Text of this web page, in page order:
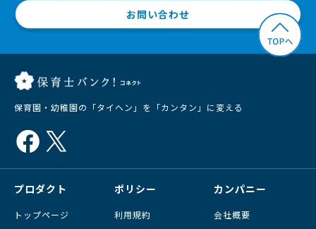
お問い合わせ
保育園・幼稚園の「タイヘン」を「カンタン」に変える
プロダクト
トップページ
ポリシー
利用規約
カンパニー
会社概要